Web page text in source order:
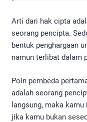
Arti dari hak cipta
seorang pencipta.
bentuk penghargaan
namun terlibat dalam
Poin pembeda
adalah seorang
langsung, maka
jika kamu bukan